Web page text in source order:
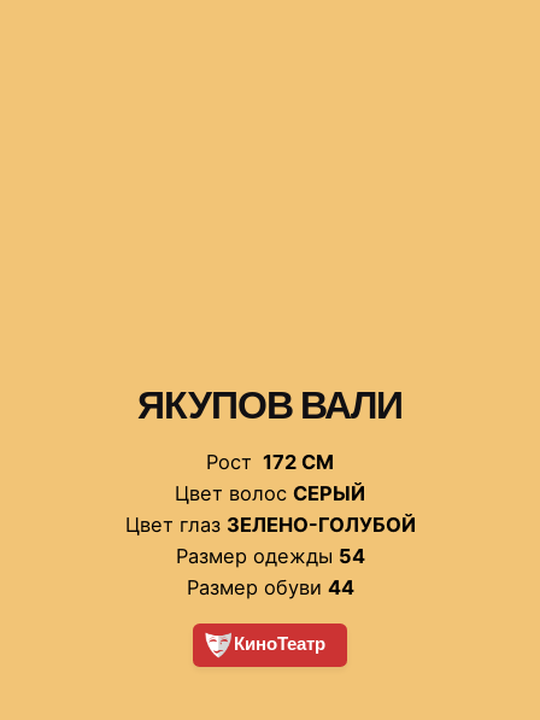
ЯКУПОВ ВАЛИ
Рост 172 СМ
Цвет волос СЕРЫЙ
Цвет глаз ЗЕЛЕНО-ГОЛУБОЙ
Размер одежды 54
Размер обуви 44
КиноТеатр